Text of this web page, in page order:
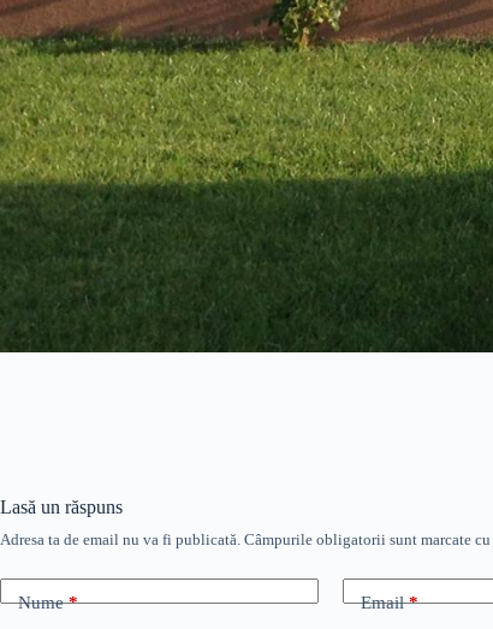
Lasă un răspuns
Adresa ta de email nu va fi publicată. Câmpurile obligatorii sunt marcate cu
Nume* Email*